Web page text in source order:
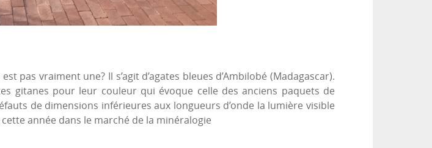
pas vraiment une? Il s’agit d’agates bleues d’Ambilobé (Madagascar).
gitanes pour leur couleur qui évoque celle des anciens paquets de
de dimensions inférieures aux longueurs d’onde la lumière visible
année dans le marché de la minéralogie